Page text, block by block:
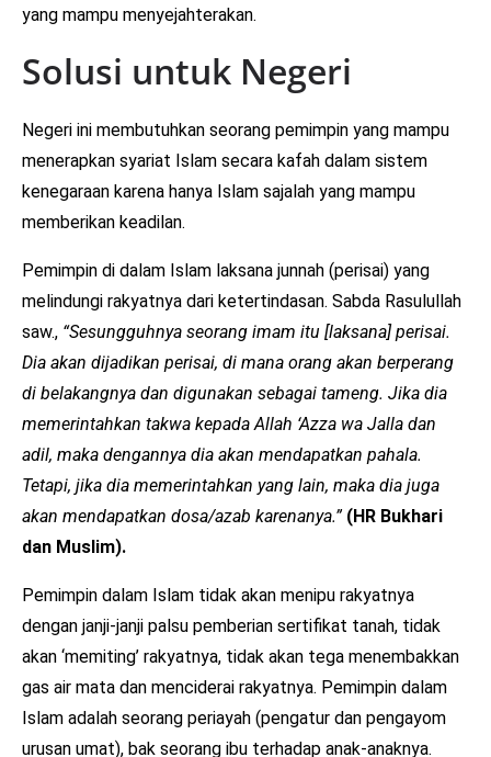
yang mampu menyejahterakan.
Solusi untuk Negeri
Negeri ini membutuhkan seorang pemimpin yang mampu
menerapkan syariat Islam secara kafah dalam sistem
kenegaraan karena hanya Islam sajalah yang mampu
memberikan keadilan.
Pemimpin di dalam Islam laksana junnah (perisai) yang
melindungi rakyatnya dari ketertindasan. Sabda Rasulullah
saw., “Sesungguhnya seorang imam itu [laksana] perisai.
Dia akan dijadikan perisai, di mana orang akan berperang
di belakangnya dan digunakan sebagai tameng. Jika dia
memerintahkan takwa kepada Allah ‘Azza wa Jalla dan
adil, maka dengannya dia akan mendapatkan pahala.
Tetapi, jika dia memerintahkan yang lain, maka dia juga
akan mendapatkan dosa/azab karenanya.”(HR Bukhari
dan Muslim).
Pemimpin dalam Islam tidak akan menipu rakyatnya
dengan janji-janji palsu pemberian sertifikat tanah, tidak
akan ‘memiting’ rakyatnya, tidak akan tega menembakkan
gas air mata dan menciderai rakyatnya. Pemimpin dalam
Islam adalah seorang periayah (pengatur dan pengayom
urusan umat), bak seorang ibu terhadap anak-anaknya.